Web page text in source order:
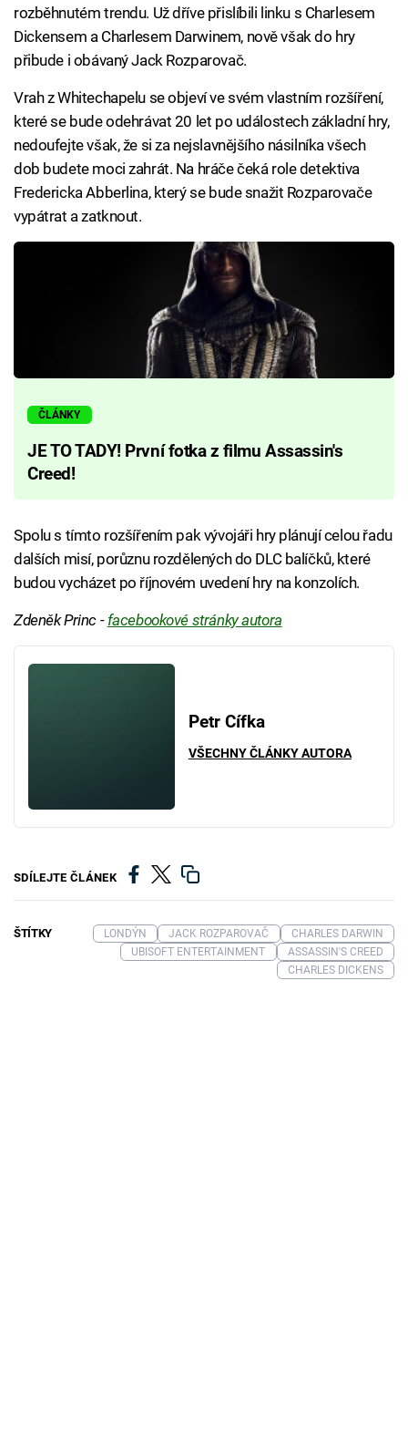
rozběhnutém trendu. Už dříve přislíbili linku s Charlesem
Dickensem a Charlesem Darwinem, nově však do hry
přibude i obávaný Jack Rozparovač.
Vrah z Whitechapelu se objeví ve svém vlastním rozšíření,
které se bude odehrávat 20 let po událostech základní hry,
nedoufejte však, že si za nejslavnějšího násilníka všech
dob budete moci zahrát. Na hráče čeká role detektiva
Fredericka Abberlina, který se bude snažit Rozparovače
vypátrat a zatknout.
ČLÁNKY
JE TO TADY! První fotka z filmu Assassin's
Creed!
Spolu s tímto rozšířením pak vývojáři hry plánují celou řadu
dalších misí, porůznu rozdělených do DLC balíčků, které
budou vycházet po říjnovém uvedení hry na konzolích.
Zdeněk Princ - facebookové stránky autora
Petr Cífka
VŠECHNY ČLÁNKY AUTORA
SDÍLEJTE ČLÁNEK
ŠTÍTKY LONDÝN JACK ROZPAROVAČ
CHARLES DARWIN
UBISOFT ENTERTAINMENT
ASSASSIN'S CREED
CHARLES DICKENS